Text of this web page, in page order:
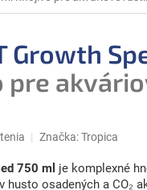
Growth
pre
Značka:Tropica
750 ml je komplexné
osadených a CO₂